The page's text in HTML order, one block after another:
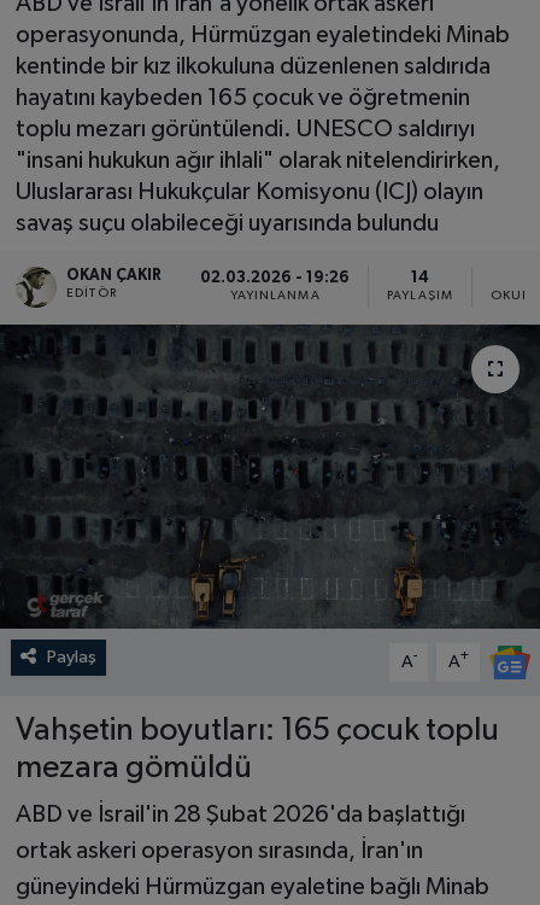
operasyonunda, Hürmüzgan eyaletindeki Minab
kentinde bir kız ilkokuluna düzenlenen saldırıda
hayatını kaybeden 165 çocuk ve öğretmenin
toplu mezarı görüntülendi. UNESCO saldırıyı
"insani hukukun ağır ihlali" olarak nitelendirirken,
Uluslararası Hukukçular Komisyonu (ICJ) olayın
savaş suçu olabileceği uyarısında bulundu
OKAN ÇAKIR
EDITÖR
02.03.2026 - 19:26
YAYINLANMA
14
PAYLAŞIM
Paylaş A- A+
Vahşetin boyutları: 165 çocuk toplu
mezara gömüldü
ABD ve İsrail'in 28 Şubat 2026'da başlattığı
ortak askeri operasyon sırasında, İran'ın
güneyindeki Hürmüzgan eyaletine bağlı Minab
SPOR
EKONOMİ
TEKNOLOJİ
YAŞAM
YEMEK